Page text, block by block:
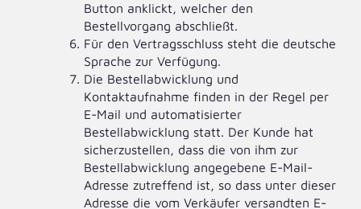
Button anklickt, welcher den
Bestellvorgang abschließt.
Für den Vertragsschluss steht die deutsche
Sprache zur Verfügung.
Die Bestellabwicklung und
Kontaktaufnahme finden in der Regel per
E-Mail und automatisierter
Bestellabwicklung statt. Der Kunde hat
sicherzustellen, dass die von ihm zur
Bestellabwicklung angegebene E-Mail-
Adresse zutreffend ist, so dass unter dieser
Adresse die vom Verkäufer versandten E-